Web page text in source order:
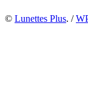
© Lunettes Plus. /